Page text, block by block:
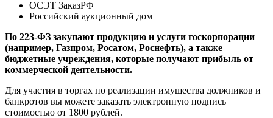
ОСЭТ ЗаказРФ
Российский аукционный дом
По 223-ФЗ закупают продукцию и услуги госкорпорации
(например, Газпром, Росатом, Роснефть), а также
бюджетные учреждения, которые получают прибыль от
коммерческой деятельности.
Для участия в торгах по реализации имущества должников и
банкротов вы можете заказать электронную подпись
стоимостью от 1800 рублей.